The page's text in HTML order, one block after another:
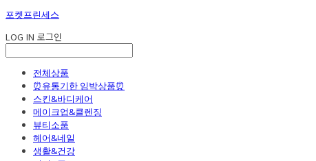
포켓프린세스
LOG IN 로그인
전체상품
⏰유통기한 임박상품⏰
스킨&바디케어
메이크업&클렌징
뷰티소품
헤어&네일
생활&건강